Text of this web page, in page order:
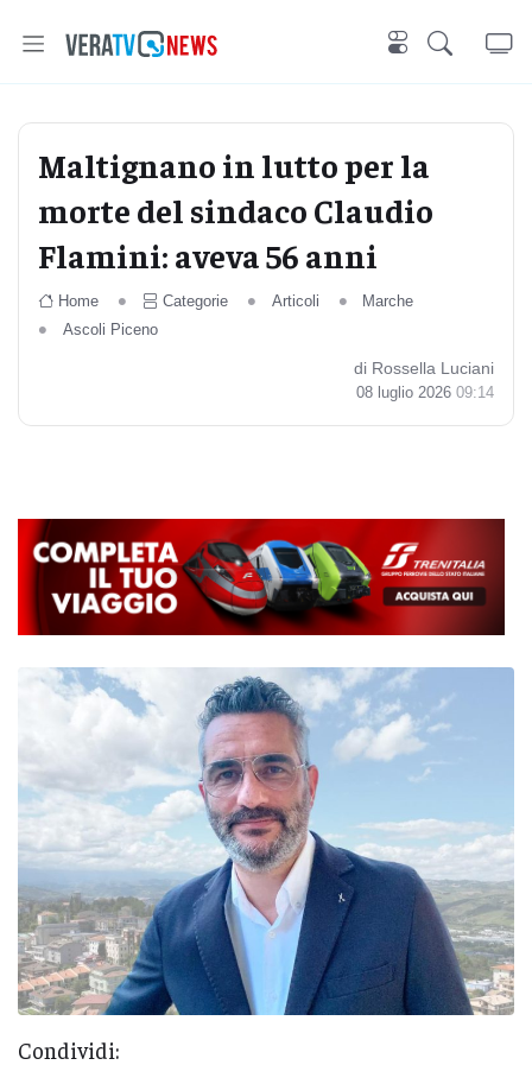
Maltignano in lutto per la
morte del sindaco Claudio
Flamini: aveva 56 anni
Home Categorie Articoli
Marche
Ascoli Piceno
di Rossella Luciani
08 luglio 2026 09:14
Condividi: